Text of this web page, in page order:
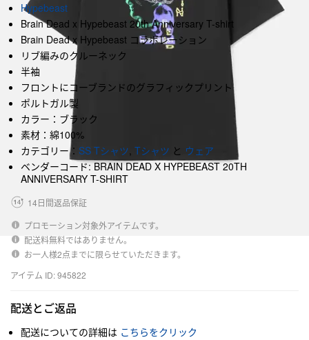
Hypebeast
Brain Dead x Hypebeast 20th Anniversary T-shirt
Brain Dead x Hypebeast コラボレーション
リブ編みのクルーネック
半袖
フロントにコーブランドのグラフィックプリント
ポルトガル製
カラー：ブラック
素材：綿100%
カテゴリー： SS Tシャツ, Tシャツ と ウェア
ベンダーコード: BRAIN DEAD X HYPEBEAST 20TH
ANNIVERSARY T-SHIRT
14日間返品保証
プロモーション対象外アイテムです。
配送料無料ではありません。
お一人様2点までに限らせていただきます。
アイテム ID: 945822
配送とご返品
配送についての詳細は こちらをクリック